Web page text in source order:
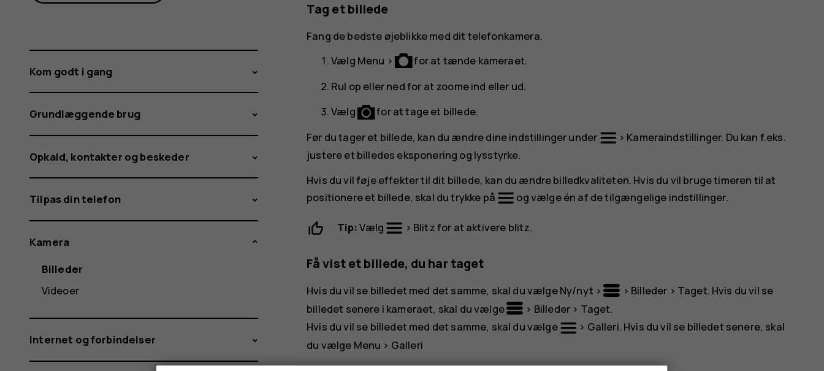
Tag et billede
Fang de bedste øjeblikke med dit telefonkamera.
Vælg Menu >
for at tænde kameraet.
Rul op eller ned for at zoome ind eller ud.
Vælg
for at tage et billede.
Før du tager et billede, kan du ændre dine indstillinger under
> Kameraindstillinger. Du kan f.eks.
justere et billedes eksponering og lysstyrke.
Hvis du vil føje effekter til dit billede, kan du ændre billedkvaliteten. Hvis du vil bruge timeren til at
positionere et billede, skal du trykke på
og vælge én af de tilgængelige indstillinger.
Tip:Vælg > Blitzfor at aktivere blitz.
Få vist et billede, du har taget
Hvis du vil se billedet med det samme, skal du vælgeNy/nyt > > Billeder > Taget. Hvis du vil se
billedet senere i kameraet, skal du vælge
> Billeder > Taget.
Hvis du vil se billedet med det samme, skal du vælge
> Galleri. Hvis du vil se billedet senere, skal
du vælge Menu > Galleri
Kom godt i gang
Grundlæggende brug
Opkald, kontakter og beskeder
Tilpas din telefon
Kamera
Billeder
Videoer
Internet og forbindelser